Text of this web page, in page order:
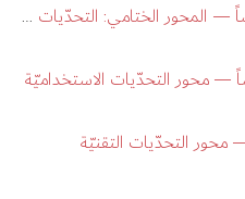
الختامي: التحدّيات المفهوميّة
— محور التحدّيات الاستخداميّة
محور التحدّيات التقنيّة